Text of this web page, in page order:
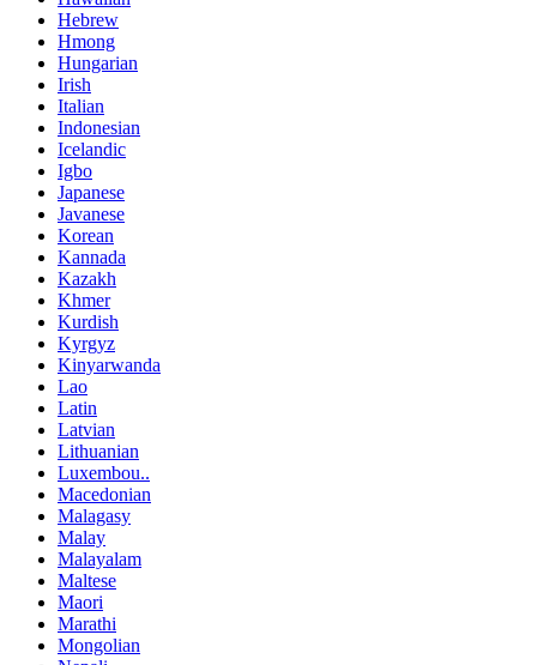
Hebrew
Hmong
Hungarian
Irish
Italian
Indonesian
Icelandic
Igbo
Japanese
Javanese
Korean
Kannada
Kazakh
Khmer
Kurdish
Kyrgyz
Kinyarwanda
Lao
Latin
Latvian
Lithuanian
Luxembou..
Macedonian
Malagasy
Malay
Malayalam
Maltese
Maori
Marathi
Mongolian